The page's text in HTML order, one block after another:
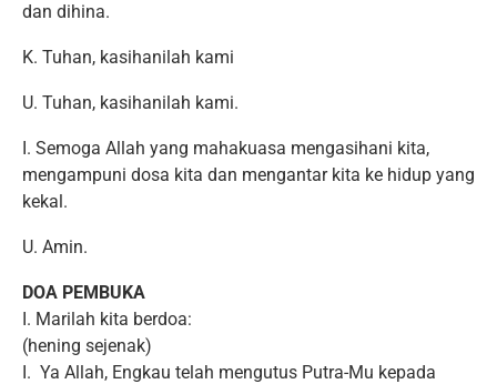
dan dihina.
K. Tuhan, kasihanilah kami
U. Tuhan, kasihanilah kami.
I. Semoga Allah yang mahakuasa mengasihani kita,
mengampuni dosa kita dan mengantar kita ke hidup yang
kekal.
U. Amin.
DOA PEMBUKA
I. Marilah kita berdoa:
(hening sejenak)
I. Ya Allah, Engkau telah mengutus Putra-Mu kepada